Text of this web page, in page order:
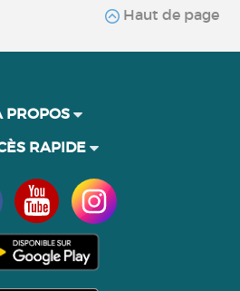
Haut de page
PROPOS
RAPIDE